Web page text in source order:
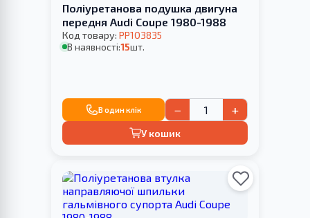
Поліуретанова подушка двигуна
передня Audi Coupe 1980-1988
Код товару: PP103835
В наявності:15шт.
В один клік − +
У кошик